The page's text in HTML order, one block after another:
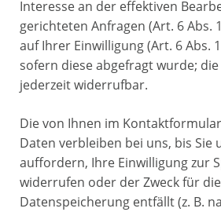
Interesse an der effektiven
gerichteten Anfragen (Art. 6 Abs.
auf Ihrer Einwilligung (Art. 6 Abs.
sofern diese abgefragt wurde;
jederzeit widerrufbar.
Die von Ihnen im
Daten verbleiben bei uns, bis Sie
auffordern, Ihre Einwilligung zur
widerrufen oder der Zweck für die
Datenspeicherung entfällt (z. B.